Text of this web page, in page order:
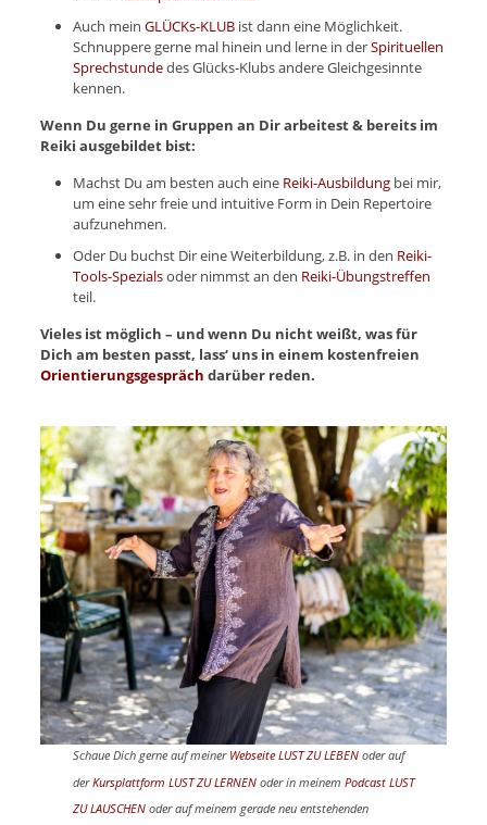
Auch mein GLÜCKs-KLUBist dann eine Möglichkeit.
Schnuppere gerne mal hinein und lerne in derSpirituellen
Sprechstundedes Glücks-Klubs andere Gleichgesinnte
kennen.
Wenn Du gerne in Gruppen an Dir arbeitest & bereits im
Reiki ausgebildet bist:
Machst Du am besten auch eine Reiki-Ausbildungbei mir,
um eine sehr freie und intuitive Form in Dein Repertoire
aufzunehmen.
Oder Du buchst Dir eine Weiterbildung, z.B. in den Reiki-
Tools-Spezialsoder nimmst an den Reiki-Übungstreffen
teil.
Vieles ist möglich – und wenn Du nicht weißt, was für
Dich am besten passt, lass‘ uns in einem kostenfreien
Orientierungsgespräch darüber reden.
Schaue Dich gerne auf meiner Webseite LUST ZU LEBENoder auf
derKursplattform LUST ZU LERNENoder in meinem Podcast LUST
ZU LAUSCHENoder auf meinem gerade neu entstehenden